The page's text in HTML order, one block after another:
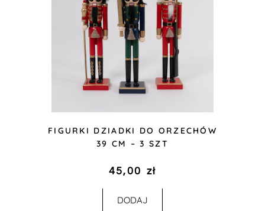
FIGURKI DZIADKI DO ORZECHÓW
39 CM – 3 SZT
45,00 zł
DODAJ